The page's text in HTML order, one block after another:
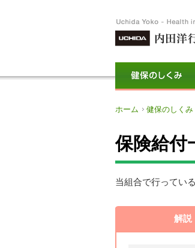
ホーム 健保のしくみ
保険給付
当組合で行ってい
解説